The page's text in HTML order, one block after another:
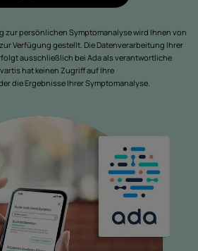
zur persönlichen Symptomanalyse wird Ihnen von
Verfügung gestellt. Die Datenverarbeitung Ihrer
ausschließlich bei Ada als verantwortliche
hat keinen Zugriff auf Ihre
die Ergebnisse Ihrer Symptomanalyse.